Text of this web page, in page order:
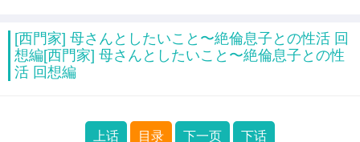
[西門家] 母さんとしたいこと〜絶倫息子との性活 回
想編[西門家] 母さんとしたいこと〜絶倫息子との性
活 回想編
上话 目录 下一页 下话